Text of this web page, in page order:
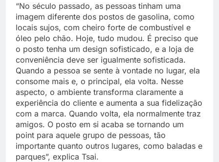
“No século passado, as pessoas tinham uma
imagem diferente dos postos de gasolina, como
locais sujos, com cheiro forte de combustível e
óleo pelo chão. Hoje, tudo mudou. É preciso que
o posto tenha um design sofisticado, e a loja de
conveniência deve ser igualmente sofisticada.
Quando a pessoa se sente à vontade no lugar, ela
consome mais e, o principal, ela volta. Nesse
aspecto, o ambiente transforma claramente a
experiência do cliente e aumenta a sua fidelização
com a marca. Quando volta, ela normalmente traz
amigos. O posto em si acaba se tornando um
point para aquele grupo de pessoas, tão
importante quanto outros lugares, como baladas e
parques”, explica Tsai.